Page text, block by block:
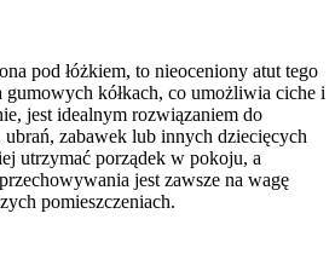
pod łóżkiem, to nieoceniony atut tego
gumowych kółkach, co umożliwia ciche i
jest idealnym rozwiązaniem do
zabawek lub innych dziecięcych
utrzymać porządek w pokoju, a
jest zawsze na wagę
pomieszczeniach.